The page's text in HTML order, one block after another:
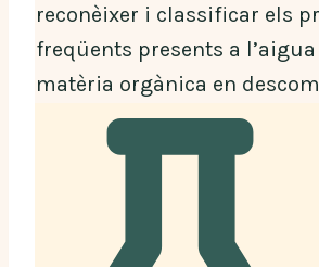
reconèixer i classificar els
freqüents presents a
matèria orgànica en